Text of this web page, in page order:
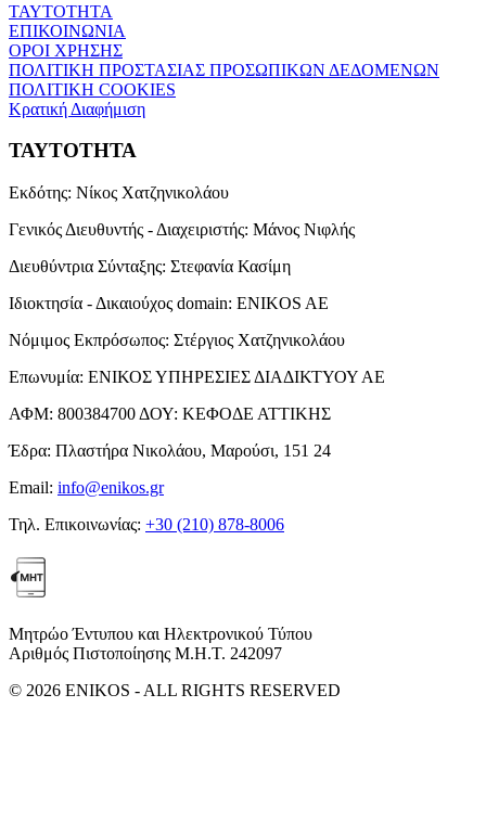
ΤΑΥΤΟΤΗΤΑ
ΕΠΙΚΟΙΝΩΝΙΑ
ΟΡΟΙ ΧΡΗΣΗΣ
ΠΟΛΙΤΙΚΗ ΠΡΟΣΤΑΣΙΑΣ ΠΡΟΣΩΠΙΚΩΝ ΔΕΔΟΜΕΝΩΝ
ΠΟΛΙΤΙΚΗ COOKIES
Κρατική Διαφήμιση
ΤΑΥΤΟΤΗΤΑ
Εκδότης: Νίκος Χατζηνικολάου
Γενικός Διευθυντής - Διαχειριστής: Μάνος Νιφλής
Διευθύντρια Σύνταξης: Στεφανία Κασίμη
Ιδιοκτησία - Δικαιούχος domain: ENIKOS AE
Νόμιμος Εκπρόσωπος: Στέργιος Χατζηνικολάου
Επωνυμία: ΕΝΙΚΟΣ ΥΠΗΡΕΣΙΕΣ ΔΙΑΔΙΚΤΥΟΥ ΑΕ
ΑΦΜ: 800384700 ΔΟΥ: ΚΕΦΟΔΕ ΑΤΤΙΚΗΣ
Έδρα: Πλαστήρα Νικολάου, Μαρούσι, 151 24
Email: info@enikos.gr
Τηλ. Επικοινωνίας: +30 (210) 878-8006
Μητρώο Έντυπου και Ηλεκτρονικού Τύπου
Αριθμός Πιστοποίησης Μ.Η.Τ. 242097
© 2026 ENIKOS - ALL RIGHTS RESERVED